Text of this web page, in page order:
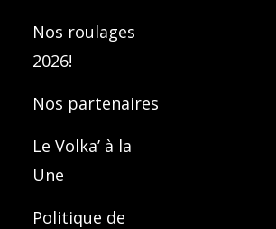
Nos roulages
2026!
Nos partenaires
Le Volka’ à la
Une
Politique de